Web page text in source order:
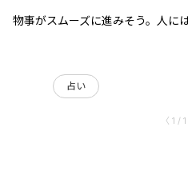
物事がスムーズに進みそう。人に
占い
〈 1 / 1